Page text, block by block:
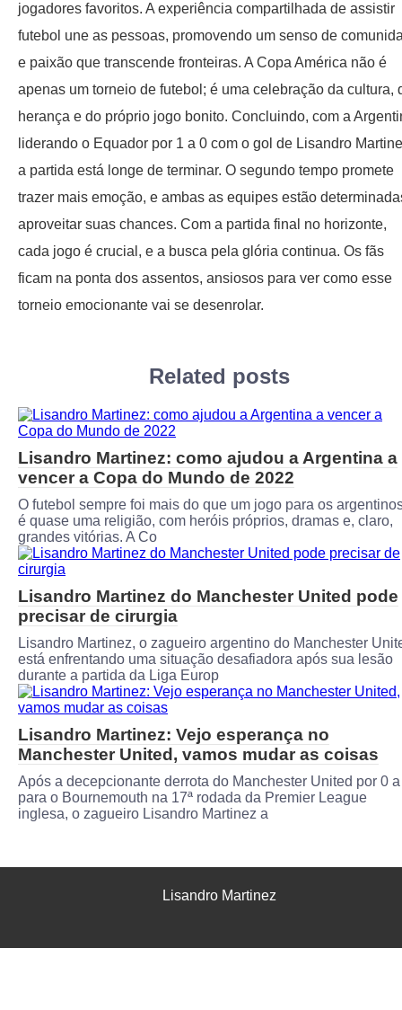
jogadores favoritos. A experiência compartilhada de assistir
futebol une as pessoas, promovendo um senso de
e paixão que transcende fronteiras. A Copa América não é
apenas um torneio de futebol; é uma celebração da cultura,
herança e do próprio jogo bonito. Concluindo, com a
liderando o Equador por 1 a 0 com o gol de Lisandro
a partida está longe de terminar. O segundo tempo promete
trazer mais emoção, e ambas as equipes estão
aproveitar suas chances. Com a partida final no horizonte,
cada jogo é crucial, e a busca pela glória continua. Os fãs
ficam na ponta dos assentos, ansiosos para ver como esse
torneio emocionante vai se desenrolar.
Related posts
Lisandro Martinez: como ajudou a Argentina a
vencer a Copa do Mundo de 2022
O futebol sempre foi mais do que um jogo para os
é quase uma religião, com heróis próprios, dramas e, claro,
grandes vitórias. A Co
Lisandro Martinez do Manchester United pode
precisar de cirurgia
Lisandro Martinez, o zagueiro argentino do Manchester
está enfrentando uma situação desafiadora após sua lesão
durante a partida da Liga Europ
Lisandro Martinez: Vejo esperança no
Manchester United, vamos mudar as coisas
Após a decepcionante derrota do Manchester United por 0
para o Bournemouth na 17ª rodada da Premier League
inglesa, o zagueiro Lisandro Martinez a
Lisandro Martinez